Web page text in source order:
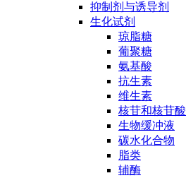
抑制剂与诱导剂
生化试剂
琼脂糖
葡聚糖
氨基酸
抗生素
维生素
核苷和核苷酸
生物缓冲液
碳水化合物
脂类
辅酶